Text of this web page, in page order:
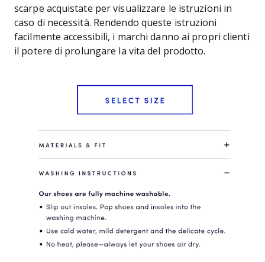
scarpe acquistate per visualizzare le istruzioni in
caso di necessità. Rendendo queste istruzioni
facilmente accessibili, i marchi danno ai propri clienti
il potere di prolungare la vita del prodotto.